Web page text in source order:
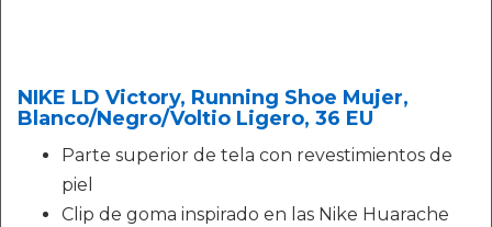
NIKE LD Victory, Running Shoe Mujer,
Blanco/Negro/Voltio Ligero, 36 EU
Parte superior de tela con revestimientos de
piel
Clip de goma inspirado en las Nike Huarache